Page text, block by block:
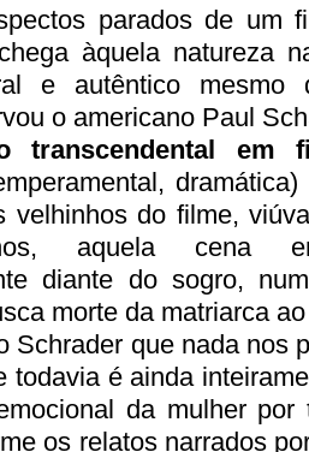
parados de um
àquela natureza
e autêntico mesmo
o americano Paul
transcendental em
velhinhos do filme,
aquela cena
diante do sogro,
morte da matriarca
Schrader que nada nos
todavia é ainda
da mulher
os relatos narrados